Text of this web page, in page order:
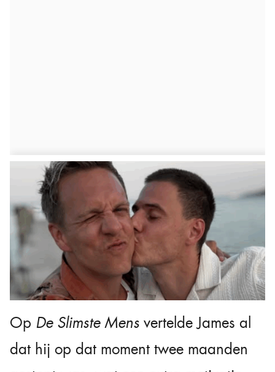
Op De Slimste Mens vertelde James al
dat hij op dat moment twee maanden